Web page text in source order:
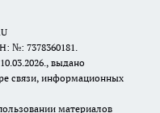
№: 7378360181.
выдано
связи, информационных
материалов